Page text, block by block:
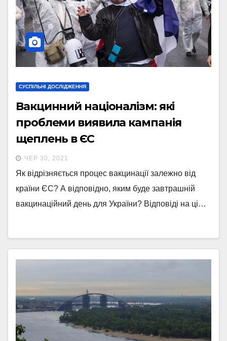
СУСПІЛЬНІ ДОСЛІДЖЕННЯ
Вакцинний націоналізм: які
проблеми виявила кампанія
щеплень в ЄС
ЧЕР 30, 2021
Як відрізняється процес вакцинації залежно від
країни ЄС? А відповідно, яким буде завтрашній
вакцинаційний день для України? Відповіді на ці…